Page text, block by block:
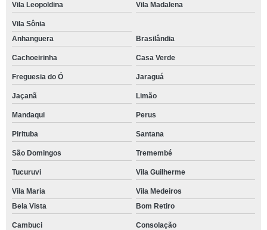
Vila Leopoldina Vila Madalena
Vila Sônia
Anhanguera
Brasilândia
Cachoeirinha Casa Verde
Freguesia do Ó Jaraguá
Jaçanã Limão
Mandaqui Perus
Pirituba Santana
São Domingos Tremembé
Tucuruvi Vila Guilherme
Vila Maria
Vila Medeiros
Bela Vista
Bom Retiro
Cambuci Consolação